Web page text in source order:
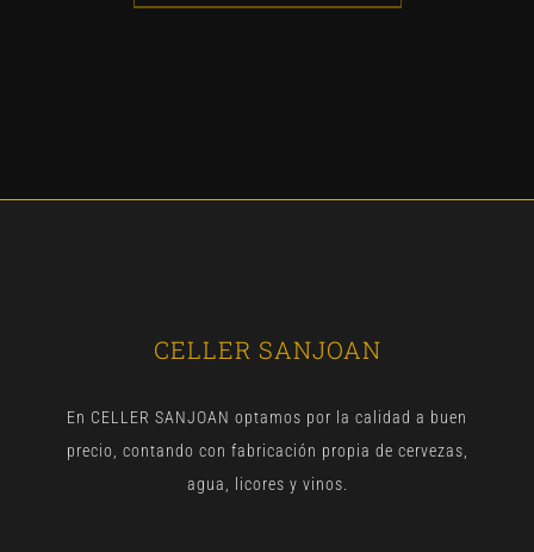
CELLER SANJOAN
En CELLER SANJOAN optamos por la calidad a buen
precio, contando con fabricación propia de cervezas,
agua, licores y vinos.